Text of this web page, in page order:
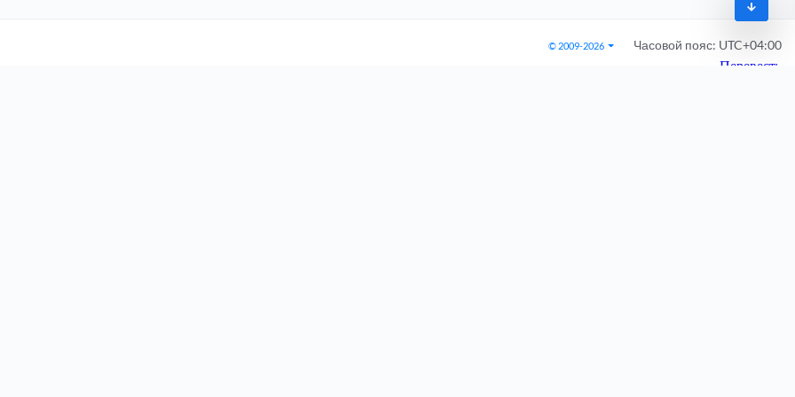
© 2009-2026 Часовой пояс: UTC+04:00